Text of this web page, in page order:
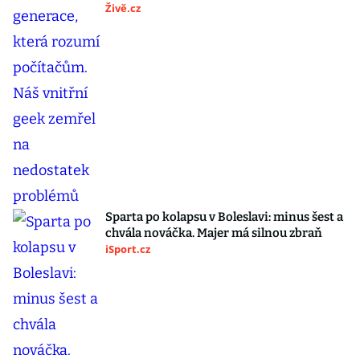
Živě.cz
Sparta po kolapsu v Boleslavi: minus šest a
chvála nováčka. Majer má silnou zbraň
iSport.cz